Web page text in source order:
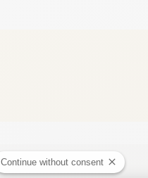
Continue without consent